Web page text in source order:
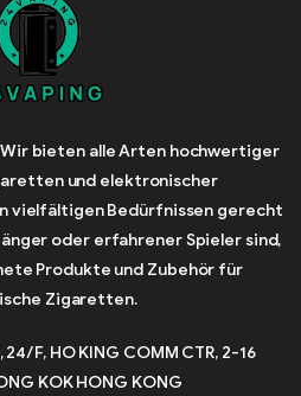
bieten alle Arten hochwertiger
und elektronischer
vielfältigen Bedürfnissen gerecht
oder erfahrener Spieler sind,
Produkte und Zubehör für
Zigaretten.
24/F, HO KING COMM CTR, 2-16
KOK HONG KONG